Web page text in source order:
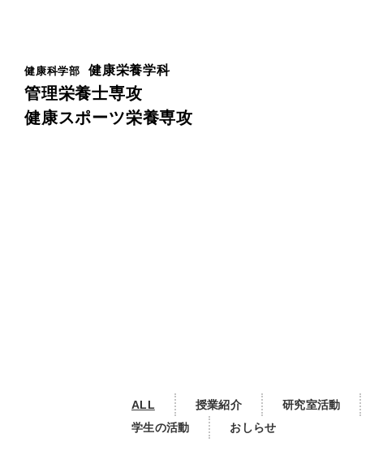
健康科学部 健康栄養学科
管理栄養士専攻
健康スポーツ栄養専攻
ALL 授業紹介 研究室活動
学生の活動
おしらせ